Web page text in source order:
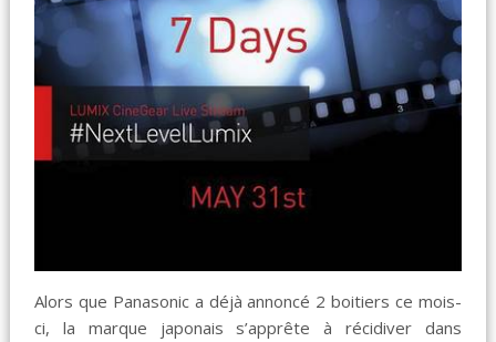
Alors que Panasonic a déjà annoncé 2 boitiers ce mois-
ci, la marque japonais s’apprête à récidiver dans